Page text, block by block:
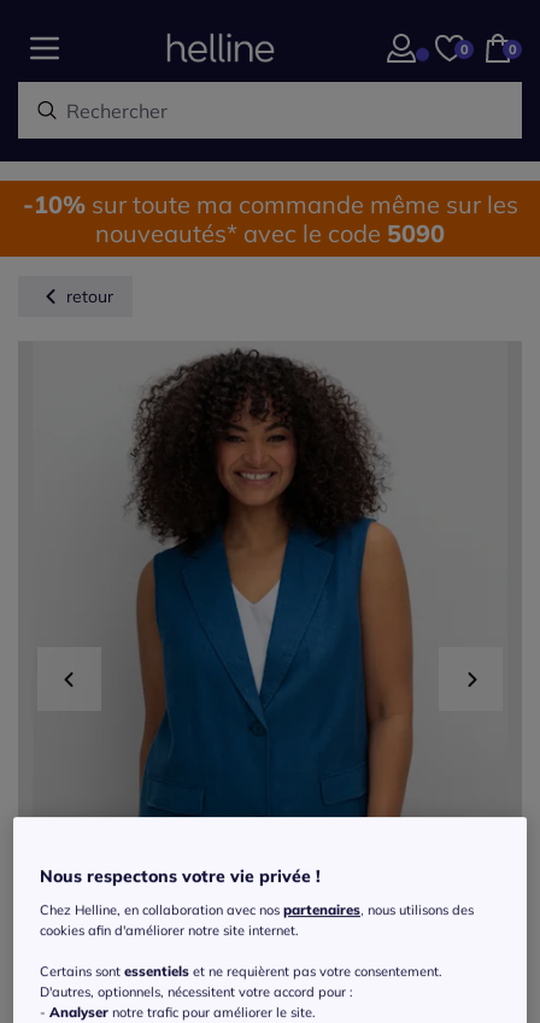
0 0
-10%sur toute ma commande même sur les
nouveautés* avec le code 5090
retour
Nous respectons votre vie privée !
Chez Helline, en collaboration avec nospartenaires, nous utilisons des
cookies afin d'améliorer notre site internet.
Certains sontessentiels et ne requièrent pas votre consentement.
D'autres, optionnels, nécessitent votre accord pour :
-Analyser notre trafic pour améliorer le site.